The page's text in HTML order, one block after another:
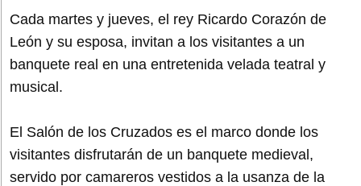
Cada martes y jueves, el rey Ricardo Corazón de
León y su esposa, invitan a los visitantes a un
banquete real en una entretenida velada teatral y
musical.
El Salón de los Cruzados es el marco donde los
visitantes disfrutarán de un banquete medieval,
servido por camareros vestidos a la usanza de la